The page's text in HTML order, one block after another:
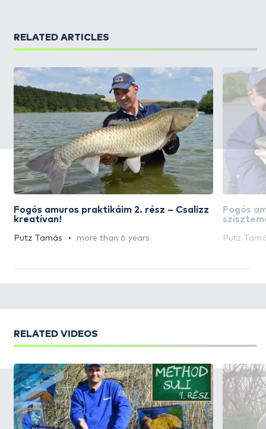
RELATED ARTICLES
Fogós amuros praktikáim 2. rész – Csalizz
kreatívan!
Putz Tamás more than 6 years
Fogós
Putz
RELATED VIDEOS